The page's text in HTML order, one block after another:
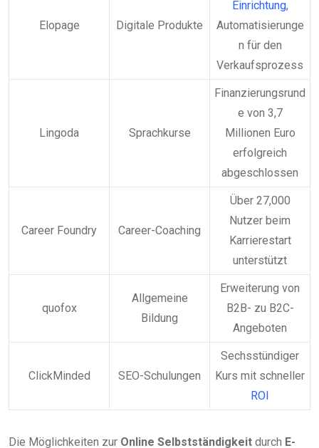
Elopage Digitale Produkte
Einrichtung,
Automatisierunge
n für den
Verkaufsprozess
Lingoda Sprachkurse
Finanzierungsrund
e von 3,7
Millionen Euro
erfolgreich
abgeschlossen
Career Foundry Career-Coaching
Über 27,000
Nutzer beim
Karrierestart
unterstützt
quofox
Allgemeine
Bildung
Erweiterung von
B2B- zu B2C-
Angeboten
ClickMinded SEO-Schulungen
Sechsstündiger
Kurs mit schneller
ROI
Die Möglichkeiten zur Online Selbstständigkeit durch E-